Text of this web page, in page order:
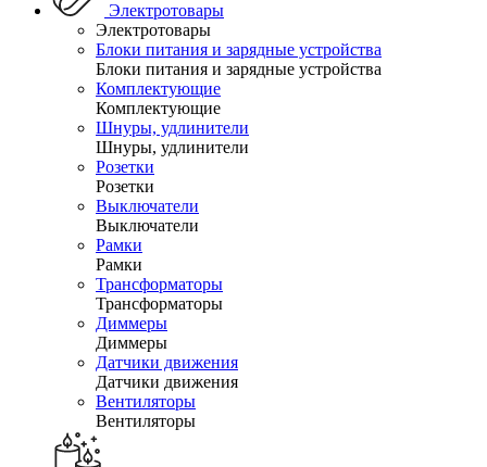
Электротовары
Электротовары
Блоки питания и зарядные устройства
Блоки питания и зарядные устройства
Комплектующие
Комплектующие
Шнуры, удлинители
Шнуры, удлинители
Розетки
Розетки
Выключатели
Выключатели
Рамки
Рамки
Трансформаторы
Трансформаторы
Диммеры
Диммеры
Датчики движения
Датчики движения
Вентиляторы
Вентиляторы